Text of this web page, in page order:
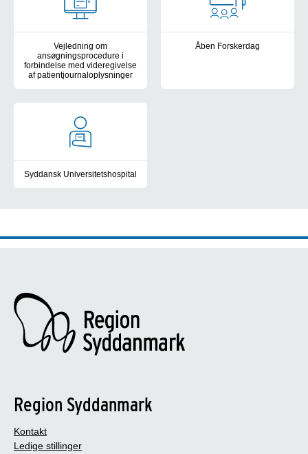
Vejledning om
ansøgningsprocedure i
forbindelse med videregivelse
af patientjournaloplysninger
Åben Forskerdag
Syddansk Universitetshospital
Region Syddanmark
Kontakt
Ledige stillinger